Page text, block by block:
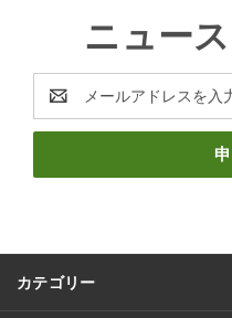
ニュー
ー
ア
カテゴリー